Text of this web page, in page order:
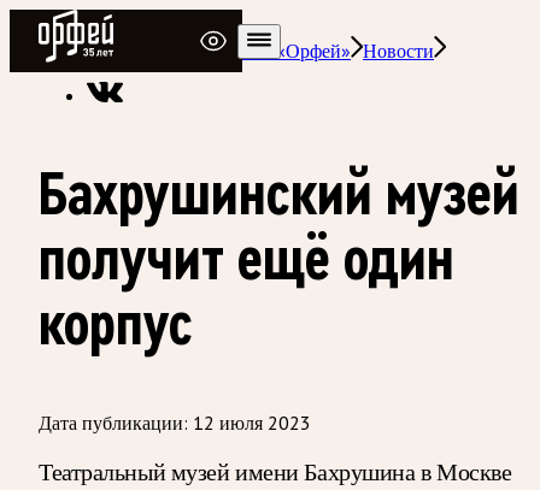
Радио Орфей
Радио классической музыки «Орфей» Новости
Бахрушинский музей
получит ещё один
корпус
Дата публикации: 12 июля 2023
Театральный музей имени Бахрушина в Москве